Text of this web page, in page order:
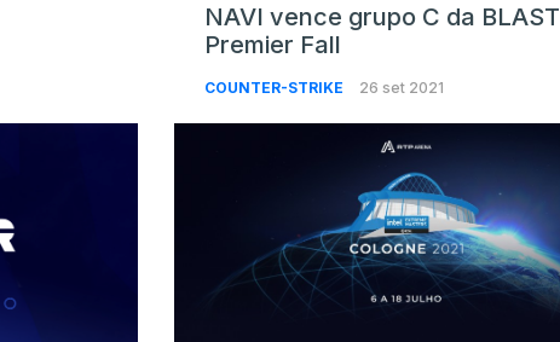
NAVI vence grupo C da BLAST
Premier Fall
COUNTER-STRIKE 26 set 2021